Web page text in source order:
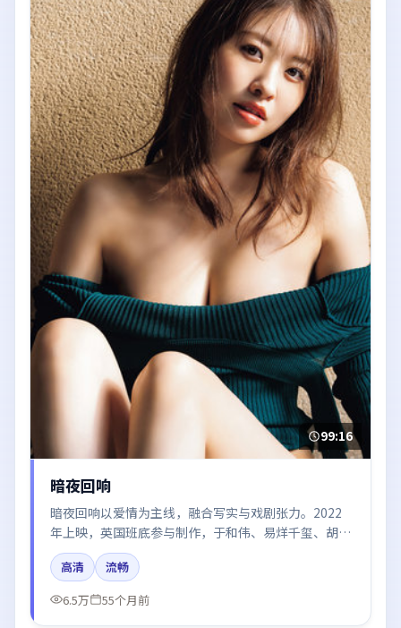
99:16
暗夜回响
暗夜回响以爱情为主线，融合写实与戏剧张力。2022
年上映，英国班底参与制作，于和伟、易烊千玺、胡
歌、雷佳音、迪丽热巴在片中呈现细腻表演，影像风格
统一，配乐与剪辑强化了情绪曲线。
高清
流畅
6.5万
55个月前